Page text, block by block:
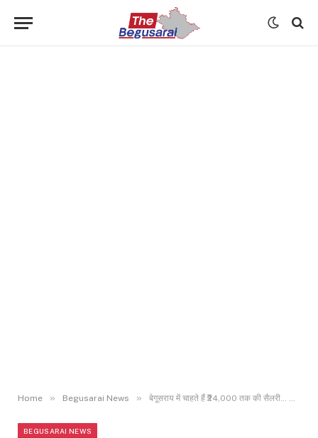
Home » Begusarai News » बेगूसराय में चाहते हैं ₹24,000 तक की सैलरी… तो इस दिन पहुंच जाइये जॉब कैंप, जानें- डिटेल..
BEGUSARAI NEWS